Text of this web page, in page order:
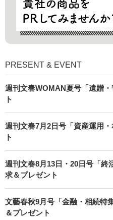
PRESENT & EVENT
週刊文春WOMAN夏号「遺贈
ト
週刊文春7月2日号「資産運用
ト
週刊文春8月13日・20日号「終
求＆プレゼント
文藝春秋9月号「金融・相続特
＆プレゼント